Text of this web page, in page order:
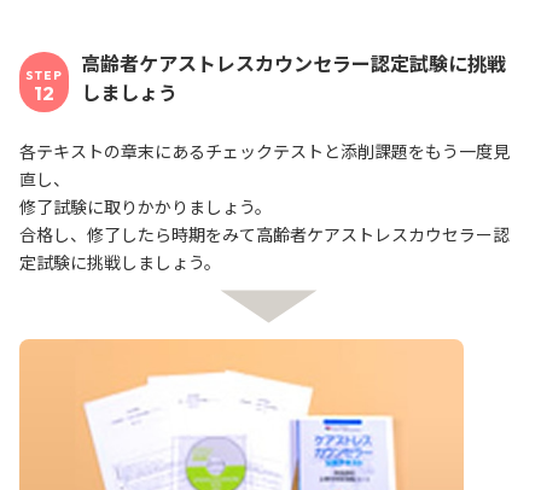
STEP
12
高齢者ケアストレスカウンセラー認定試験に挑戦
しましょう
各テキストの章末にあるチェックテストと添削課題をもう一度見
直し、
修了試験に取りかかりましょう。
合格し、修了したら時期をみて高齢者ケアストレスカウセラー認
定試験に挑戦しましょう。